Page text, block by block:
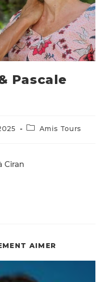
Pascale
Amis Tours
Ciran
AIMER